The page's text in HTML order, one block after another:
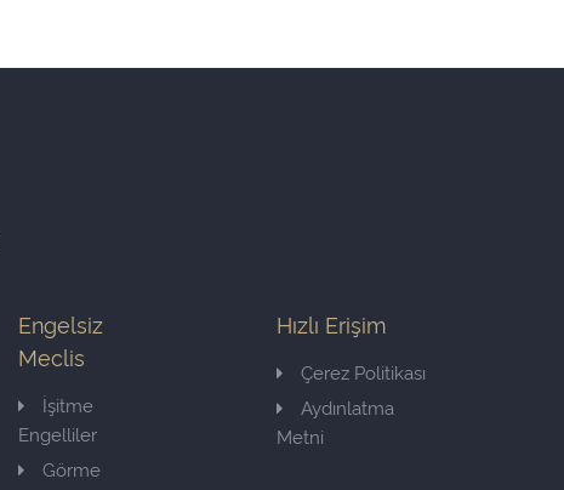
Engelsiz
Meclis
İşitme
Engelliler
Görme
Hızlı Erişim
Çerez Politikası
Aydınlatma
Metni